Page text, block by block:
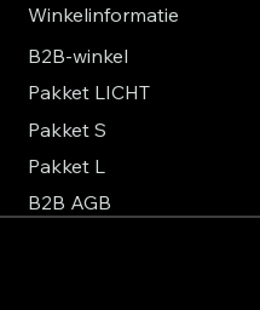
Winkelinformatie
B2B-winkel
Pakket LICHT
Pakket S
Pakket L
B2B AGB